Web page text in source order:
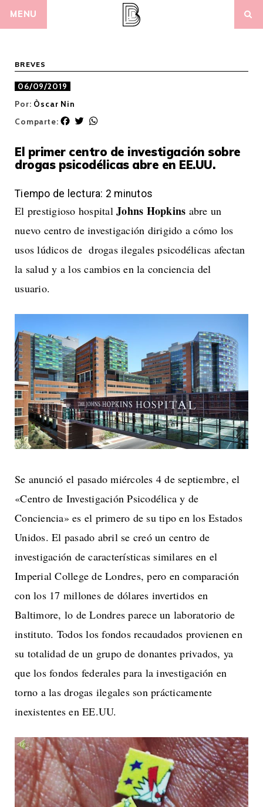
MENU
BREVES
06/09/2019
Por: Òscar Nin
Comparte:
F
e
b
o
T
t
t
r
t
s
p
El primer centro de investigación sobre
drogas psicodélicas abre en EE.UU.
Tiempo de lectura: 2 minutos
El prestigioso hospital Johns Hopkins abre un
nuevo centro de investigación dirigido a cómo los
usos lúdicos de drogas ilegales psicodélicas afectan
la salud y a los cambios en la conciencia del
usuario.
Se anunció el pasado miércoles 4 de septiembre, el
«Centro de Investigación Psicodélica y de
Conciencia» es el primero de su tipo en los Estados
Unidos. El pasado abril se creó un centro de
investigación de características similares en el
Imperial College de Londres, pero en comparación
con los 17 millones de dólares invertidos en
Baltimore, lo de Londres parece un laboratorio de
instituto. Todos los fondos recaudados provienen en
su totalidad de un grupo de donantes privados, ya
que los fondos federales para la investigación en
torno a las drogas ilegales son prácticamente
inexistentes en EE.UU.